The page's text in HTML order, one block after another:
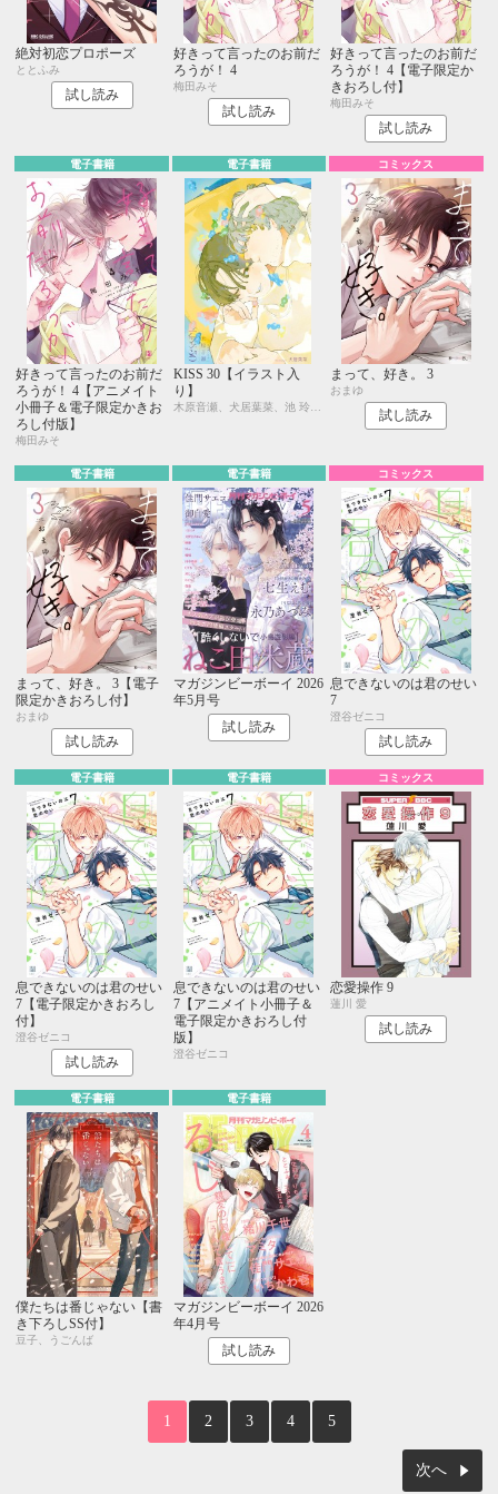
絶対初恋プロポーズ
ととふみ
試し読み
好きって言ったのお前だ
ろうが！ 4
梅田みそ
試し読み
好きって言ったのお前だ
ろうが！ 4【電子限定か
きおろし付】
梅田みそ
試し読み
電子書籍
好きって言ったのお前だ
ろうが！ 4【アニメイト
小冊子＆電子限定かきお
ろし付版】
梅田みそ
電子書籍
KISS 30【イラスト入
り】
木原音瀬、犬居葉菜、池 玲文、昼寝シアン
コミックス
まって、好き。 3
おまゆ
試し読み
電子書籍
まって、好き。 3【電子
限定かきおろし付】
おまゆ
試し読み
電子書籍
マガジンビーボーイ 2026
年5月号
試し読み
コミックス
息できないのは君のせい
7
澄谷ゼニコ
試し読み
電子書籍
息できないのは君のせい
7【電子限定かきおろし
付】
澄谷ゼニコ
試し読み
電子書籍
息できないのは君のせい
7【アニメイト小冊子＆
電子限定かきおろし付
版】
澄谷ゼニコ
コミックス
恋愛操作 9
蓮川 愛
試し読み
電子書籍
僕たちは番じゃない【書
き下ろしSS付】
豆子、うごんば
電子書籍
マガジンビーボーイ 2026
年4月号
試し読み
1 2 3 4 5
次へ